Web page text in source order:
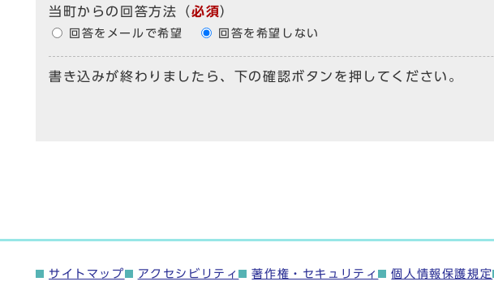
当町からの回答方法 （必須）
回答をメールで希望 回答を希望しない
書き込みが終わりましたら、下の確認ボタンを押してください。
サイトマップ アクセシビリティ 著作権・セキュリティ 個人情報保護規定